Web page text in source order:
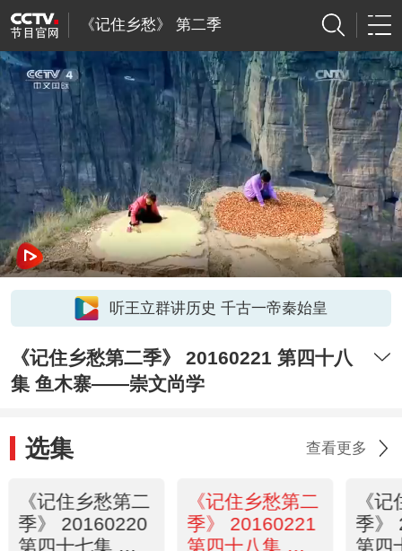
《记住乡愁》 第二季
听王立群讲历史 千古一帝秦始皇
《记住乡愁第二季》 20160221 第四十八
集 鱼木寨——崇文尚学
选集 查看更多
《记住乡愁第二
季》 20160220
第四十七集 定
《记住乡愁第二
季》 20160221
第四十八集 鱼
《
季》
第四